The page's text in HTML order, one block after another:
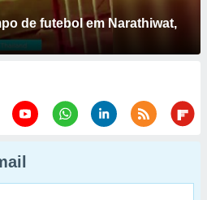
de futebol em Narathiwat,